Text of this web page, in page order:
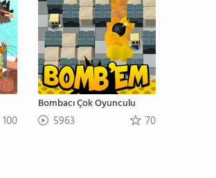
100
Bombacı Çok Oyunculu
5963 70